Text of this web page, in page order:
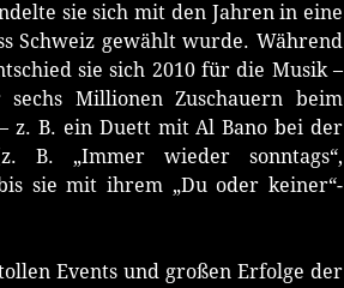
sie sich mit den Jahren in eine
Schweiz gewählt wurde. Während
sie sich 2010 für die Musik –
Millionen Zuschauern beim
z. B. ein Duett mit Al Bano bei der
B. „Immer wieder sonntags“,
sie mit ihrem „Du oder keiner“-
Events und großen Erfolge der